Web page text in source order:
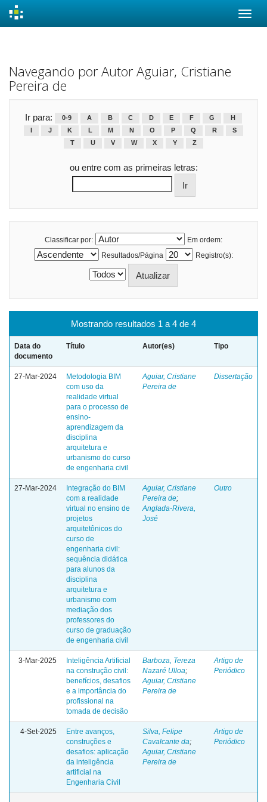
Navegando por Autor Aguiar, Cristiane
Pereira de
Ir para: 0-9 A B C D E F G
H
J K L M N O P Q R
S
T
U V W X Y Z
ou entre com as primeiras letras:
Classificar por:
Em ordem:
Resultados/Página
Registro(s):
Mostrando resultados 1 a 4 de 4
Data do
documento
Título Autor(es) Tipo
27-Mar-2024
Metodologia BIM
com uso da
realidade virtual
para o processo de
ensino-
aprendizagem da
disciplina
arquitetura e
urbanismo do curso
de engenharia civil
Aguiar, Cristiane
Pereira de
Dissertação
27-Mar-2024
Integração do BIM
com a realidade
virtual no ensino de
projetos
arquitetônicos do
curso de
engenharia civil:
sequência didática
para alunos da
disciplina
arquitetura e
urbanismo com
mediação dos
professores do
curso de graduação
de engenharia civil
Aguiar, Cristiane
Pereira de;
Anglada-Rivera,
José
Outro
3-Mar-2025
Inteligência Artificial
na construção civil:
benefícios, desafios
e a importância do
profissional na
tomada de decisão
Barboza, Tereza
Nazaré Ulloa;
Aguiar, Cristiane
Pereira de
Artigo de
Periódico
4-Set-2025
Entre avanços,
construções e
desafios: aplicação
da inteligência
artificial na
Engenharia Civil
Silva, Felipe
Cavalcante da;
Aguiar, Cristiane
Pereira de
Artigo de
Periódico